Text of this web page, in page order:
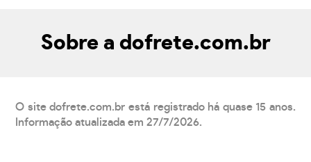
Sobre a dofrete.com.br
O site dofrete.com.br está registrado há quase 15 anos.
Informação atualizada em 27/7/2026.